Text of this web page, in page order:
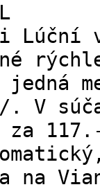
jedná
. V
za
na